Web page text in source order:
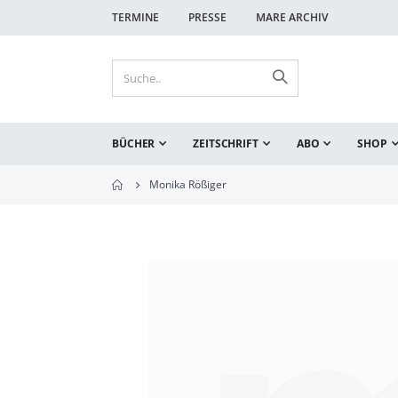
TERMINE PRESSE MARE ARCHIV
BÜCHER ZEITSCHRIFT ABO SHOP
Monika Rößiger